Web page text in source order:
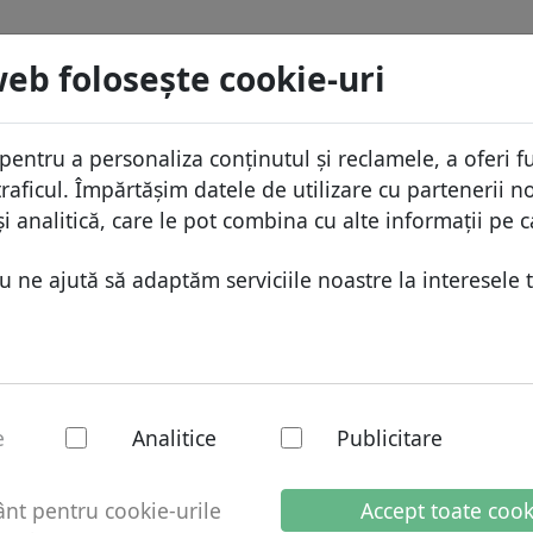
foloseşte cookie-uri
a personaliza conținutul și reclamele, a oferi
Împărtășim datele de utilizare cu partenerii
analitică, care le pot combina cu alte informații pe
ne ajută să adaptăm serviciile noastre la interesele
Analitice Publicitare
pentru cookie-urile
Accept toate
domeniilor
Domenii africane
Domenii asiatice
Domenii europene
Domenii australiene
de preţuri
Caută
Protecţia ID
Gazduire DNS
WHOIS
Blog
De
.co Caută